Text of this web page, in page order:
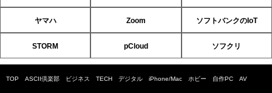
ヤマハ Zoom ソフトバンクのIoT
STORM pCloud ソフクリ
TOP ASCII倶楽部 ビジネス TECH デジタル iPhone/Mac ホビー 自作PC AV